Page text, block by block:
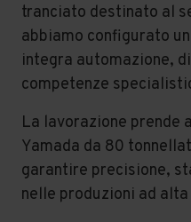
tranciato destinato al
abbiamo configurato
integra automazione,
competenze
La lavorazione prende
Yamada da 80
garantire precisione,
nelle produzioni ad